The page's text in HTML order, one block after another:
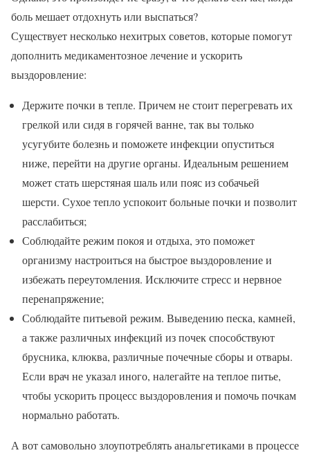
боль мешает отдохнуть или выспаться?
Существует несколько нехитрых советов, которые помогут
дополнить медикаментозное лечение и ускорить
выздоровление:
Держите почки в тепле. Причем не стоит перегревать их
грелкой или сидя в горячей ванне, так вы только
усугубите болезнь и поможете инфекции опуститься
ниже, перейти на другие органы. Идеальным решением
может стать шерстяная шаль или пояс из собачьей
шерсти. Сухое тепло успокоит больные почки и позволит
расслабиться;
Соблюдайте режим покоя и отдыха, это поможет
организму настроиться на быстрое выздоровление и
избежать переутомления. Исключите стресс и нервное
перенапряжение;
Соблюдайте питьевой режим. Выведению песка, камней,
а также различных инфекций из почек способствуют
брусника, клюква, различные почечные сборы и отвары.
Если врач не указал иного, налегайте на теплое питье,
чтобы ускорить процесс выздоровления и помочь почкам
нормально работать.
А вот самовольно злоупотреблять анальгетиками в процессе